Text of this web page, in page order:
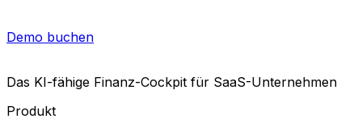
Demo buchen
Das KI-fähige Finanz-Cockpit für SaaS-Unternehmen
Produkt